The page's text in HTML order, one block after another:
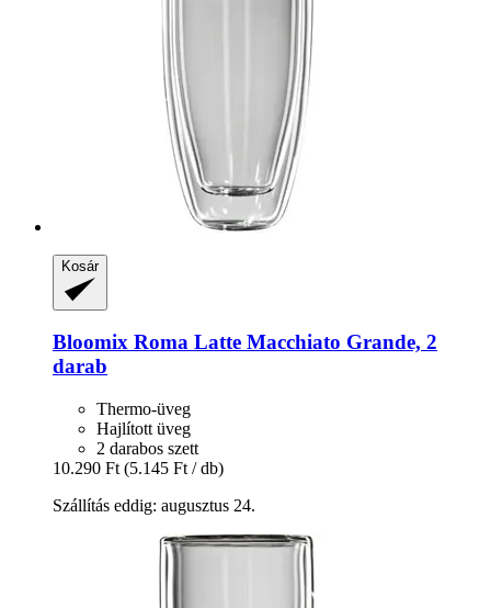
Kosár
Bloomix Roma Latte Macchiato Grande, 2
darab
Thermo-üveg
Hajlított üveg
2 darabos szett
10.290 Ft (5.145 Ft / db)
Szállítás eddig: augusztus 24.